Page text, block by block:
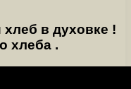
в духовке !
хлеба .